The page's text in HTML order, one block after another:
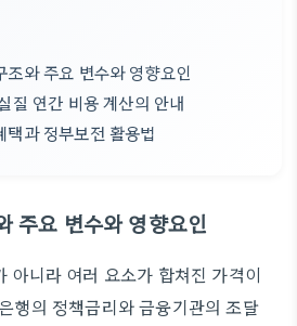
조와 주요 변수와 영향요인
질 연간 비용 계산의 안내
택과 정부보전 활용법
주요 변수와 영향요인
아니라 여러 요소가 합쳐진 가격이
행의 정책금리와 금융기관의 조달